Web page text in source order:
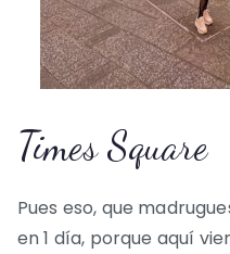
Times Square
Pues eso, que
en 1 día, porque aquí